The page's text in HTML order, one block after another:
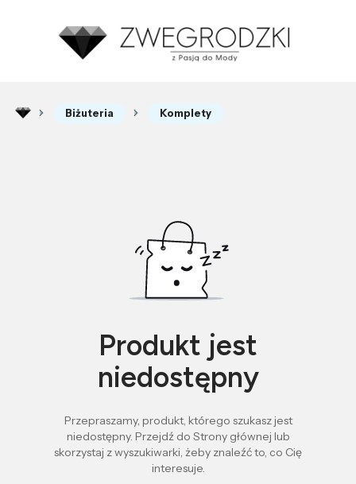
Biżuteria Komplety
Produkt jest
niedostępny
Przepraszamy, produkt, którego szukasz jest
niedostępny. Przejdź do Strony głównej lub
skorzystaj z wyszukiwarki, żeby znaleźć to, co Cię
interesuje.